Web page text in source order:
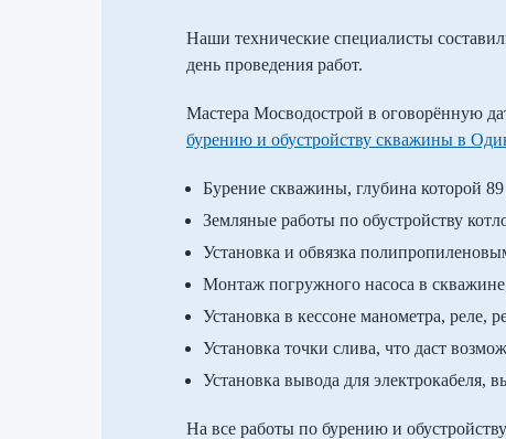
Наши технические специалисты
день проведения работ.
Мастера Мосводострой в оговорённую
бурению и обустройству скважины в
Бурение скважины, глубина которой
Земляные работы по обустройству
Установка и обвязка
Монтаж погружного насоса в
Установка в кессоне манометра, реле,
Установка точки слива, что даст
Установка вывода для электрокабеля,
На все работы по бурению и